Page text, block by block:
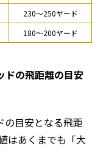
230〜250ヤード
180〜200ヤード
ドの飛距離の目安
の目安となる飛距
はあくまでも「大